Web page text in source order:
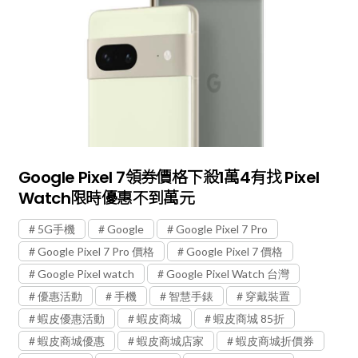
Google Pixel 7領券價格下殺1萬4有找 Pixel
Watch限時優惠不到萬元
5G手機 Google
Google Pixel 7 Pro
Google Pixel 7 Pro 價格
Google Pixel 7 價格
Google Pixel watch
Google Pixel Watch 台灣
優惠活動
手機 智慧手錶
穿戴裝置
蝦皮優惠活動
蝦皮商城
蝦皮商城 85折
蝦皮商城優惠
蝦皮商城店家
蝦皮商城折價券